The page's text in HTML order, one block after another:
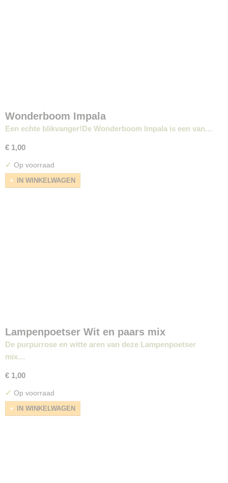
Wonderboom Impala
Een echte blikvanger!De Wonderboom Impala is een van…
€ 1,00
✓ Op voorraad
IN WINKELWAGEN
Lampenpoetser Wit en paars mix
De purpurrose en witte aren van deze Lampenpoetser
mix…
€ 1,00
✓ Op voorraad
IN WINKELWAGEN